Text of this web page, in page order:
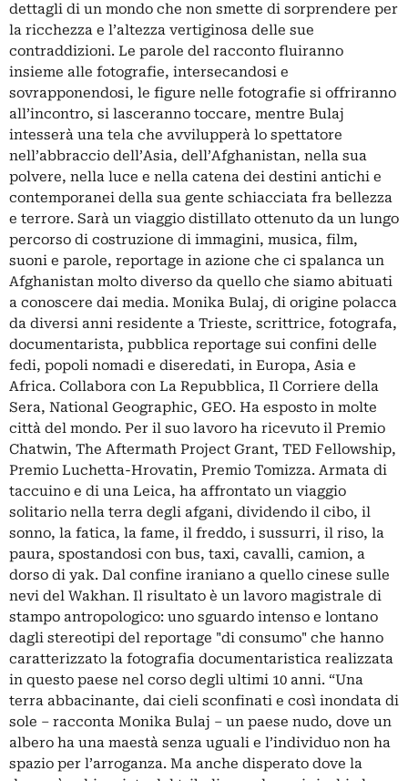
dettagli di un mondo che non smette di sorprendere per
la ricchezza e l’altezza vertiginosa delle sue
contraddizioni. Le parole del racconto fluiranno
insieme alle fotografie, intersecandosi e
sovrapponendosi, le figure nelle fotografie si offriranno
all’incontro, si lasceranno toccare, mentre Bulaj
intesserà una tela che avvilupperà lo spettatore
nell’abbraccio dell’Asia, dell’Afghanistan, nella sua
polvere, nella luce e nella catena dei destini antichi e
contemporanei della sua gente schiacciata fra bellezza
e terrore. Sarà un viaggio distillato ottenuto da un lungo
percorso di costruzione di immagini, musica, film,
suoni e parole, reportage in azione che ci spalanca un
Afghanistan molto diverso da quello che siamo abituati
a conoscere dai media. Monika Bulaj, di origine polacca
da diversi anni residente a Trieste, scrittrice, fotografa,
documentarista, pubblica reportage sui confini delle
fedi, popoli nomadi e diseredati, in Europa, Asia e
Africa. Collabora con La Repubblica, Il Corriere della
Sera, National Geographic, GEO. Ha esposto in molte
città del mondo. Per il suo lavoro ha ricevuto il Premio
Chatwin, The Aftermath Project Grant, TED Fellowship,
Premio Luchetta-Hrovatin, Premio Tomizza. Armata di
taccuino e di una Leica, ha affrontato un viaggio
solitario nella terra degli afgani, dividendo il cibo, il
sonno, la fatica, la fame, il freddo, i sussurri, il riso, la
paura, spostandosi con bus, taxi, cavalli, camion, a
dorso di yak. Dal confine iraniano a quello cinese sulle
nevi del Wakhan. Il risultato è un lavoro magistrale di
stampo antropologico: uno sguardo intenso e lontano
dagli stereotipi del reportage "di consumo" che hanno
caratterizzato la fotografia documentaristica realizzata
in questo paese nel corso degli ultimi 10 anni. “Una
terra abbacinante, dai cieli sconfinati e così inondata di
sole – racconta Monika Bulaj – un paese nudo, dove un
albero ha una maestà senza uguali e l’individuo non ha
spazio per l’arroganza. Ma anche disperato dove la